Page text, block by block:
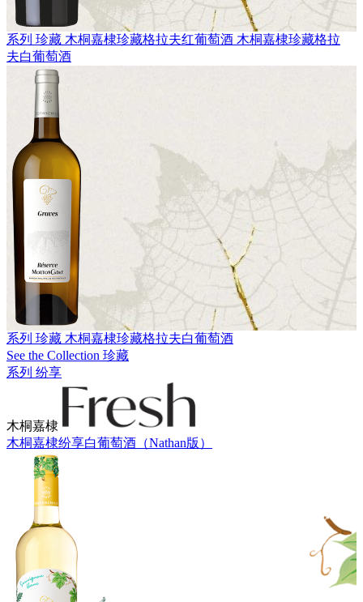
系列 珍藏 木桐嘉棣珍藏格拉夫红葡萄酒 木桐嘉棣珍藏格拉
夫白葡萄酒
系列 珍藏 木桐嘉棣珍藏格拉夫白葡萄酒
See the Collection 珍藏
系列 纷享
木桐嘉棣
木桐嘉棣纷享白葡萄酒（Nathan版）